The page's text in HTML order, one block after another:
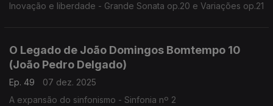
Inovação e liberdade - Grande Sonata op.20 e Variações op.21
O Legado de João Domingos Bomtempo 10
(João Pedro Delgado)
Ep. 49
07 dez. 2025
A expansão do sinfonismo - Sinfonia nº 2